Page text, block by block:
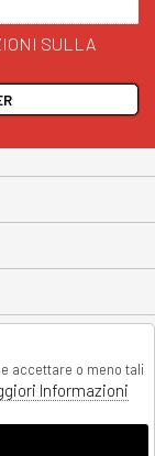
SULLA
90/A - 80053
accettare o meno tali
Informazioni